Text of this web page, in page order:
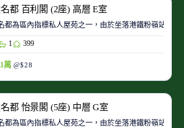
都 百利閣 (2座) 高層 E室
都為區內指標私人屋苑之一，由於坐落港鐵粉嶺站旁
1 399
萬 @$28
都 怡景閣 (5座) 中層 G室
都為區內指標私人屋苑之一，由於坐落港鐵粉嶺站旁